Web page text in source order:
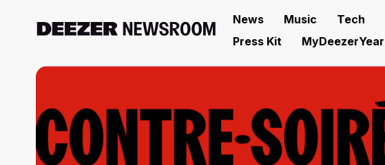
News Music Tech
Press Kit
MyDeezerYear